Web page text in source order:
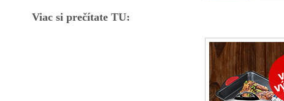
Viac si prečítate TU: